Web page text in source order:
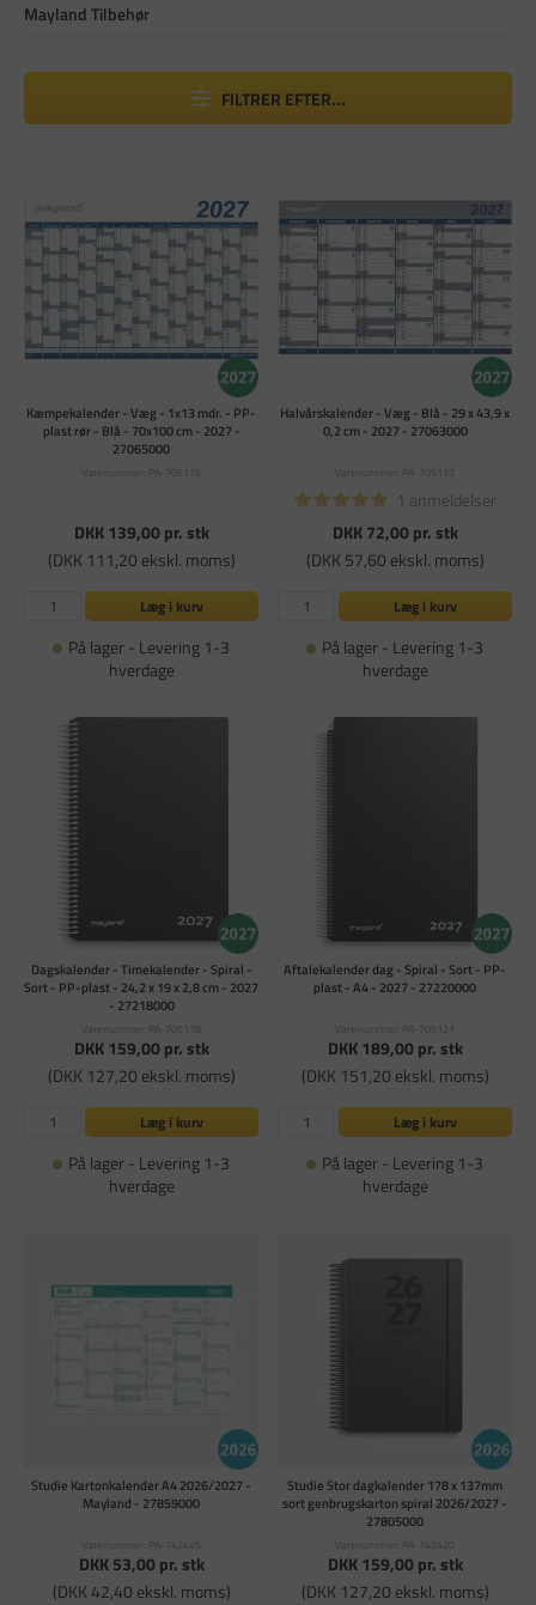
Mayland Tilbehør
FILTRER EFTER...
Kæmpekalender - Væg - 1x13 mdr. - PP-
plast rør - Blå - 70x100 cm - 2027 -
27065000
Varenummer: PA-705116
DKK 139,00pr. stk
(DKK 111,20 ekskl. moms)
Læg i kurv
På lager - Levering 1-3
hverdage
Halvårskalender - Væg - Blå - 29 x 43,9 x
0,2 cm - 2027 - 27063000
Varenummer: PA-705115
1 anmeldelser
DKK 72,00pr. stk
(DKK 57,60 ekskl. moms)
Læg i kurv
På lager - Levering 1-3
hverdage
Dagskalender - Timekalender - Spiral -
Sort - PP-plast - 24,2 x 19 x 2,8 cm - 2027
- 27218000
Varenummer: PA-705118
DKK 159,00pr. stk
(DKK 127,20 ekskl. moms)
Læg i kurv
På lager - Levering 1-3
hverdage
Aftalekalender dag - Spiral - Sort - PP-
plast - A4 - 2027 - 27220000
Varenummer: PA-705121
DKK 189,00pr. stk
(DKK 151,20 ekskl. moms)
Læg i kurv
På lager - Levering 1-3
hverdage
Studie Kartonkalender A4 2026/2027 -
Mayland - 27859000
Varenummer: PA-742445
DKK 53,00pr. stk
(DKK 42,40 ekskl. moms)
Studie Stor dagkalender 178 x 137mm
sort genbrugskarton spiral 2026/2027 -
27805000
Varenummer: PA-742420
DKK 159,00pr. stk
(DKK 127,20 ekskl. moms)